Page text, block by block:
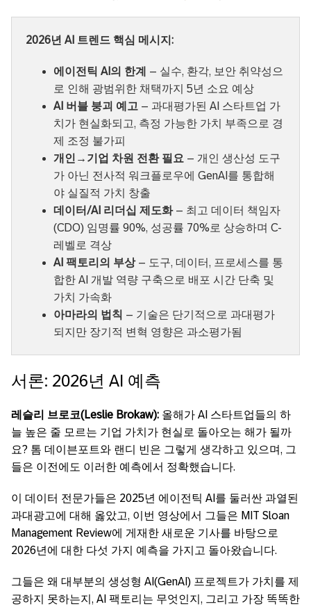
2026년 AI 트렌드 핵심 메시지:
에이전틱 AI의 한계
– 실수, 환각, 보안 취약성으
로 인해 광범위한 채택까지 5년 소요 예상
AI 버블 붕괴 예고 – 과대평가된 AI 스타트업 가
치가 현실화되고, 측정 가능한 가치 부족으로 경
제 조정 불가피
개인→기업 차원 전환 필요 – 개인 생산성 도구
가 아닌 전사적 워크플로우에 GenAI를 통합해
야 실질적 가치 창출
데이터/AI 리더십 제도화– 최고 데이터 책임자
(CDO) 임명률 90%, 성공률 70%로 상승하며 C-
레벨로 격상
AI 팩토리의 부상– 도구, 데이터, 프로세스를 통
합한 AI 개발 역량 구축으로 배포 시간 단축 및
가치 가속화
아마라의 법칙 – 기술은 단기적으로 과대평가
되지만 장기적 변혁 영향은 과소평가됨
서론: 2026년 AI 예측
레슬리 브로코(Leslie Brokaw): 올해가 AI 스타트업들의 하
늘 높은 줄 모르는 기업 가치가 현실로 돌아오는 해가 될까
요? 톰 데이븐포트와 랜디 빈은 그렇게 생각하고 있으며, 그
들은 이전에도 이러한 예측에서 정확했습니다.
이 데이터 전문가들은 2025년 에이전틱 AI를 둘러싼 과열된
과대광고에 대해 옳았고, 이번 영상에서 그들은 MIT Sloan
Management Review에 게재한 새로운 기사를 바탕으로
2026년에 대한 다섯 가지 예측을 가지고 돌아왔습니다.
그들은 왜 대부분의 생성형 AI(GenAI) 프로젝트가 가치를 제
공하지 못하는지, AI 팩토리는 무엇인지, 그리고 가장 똑똑한